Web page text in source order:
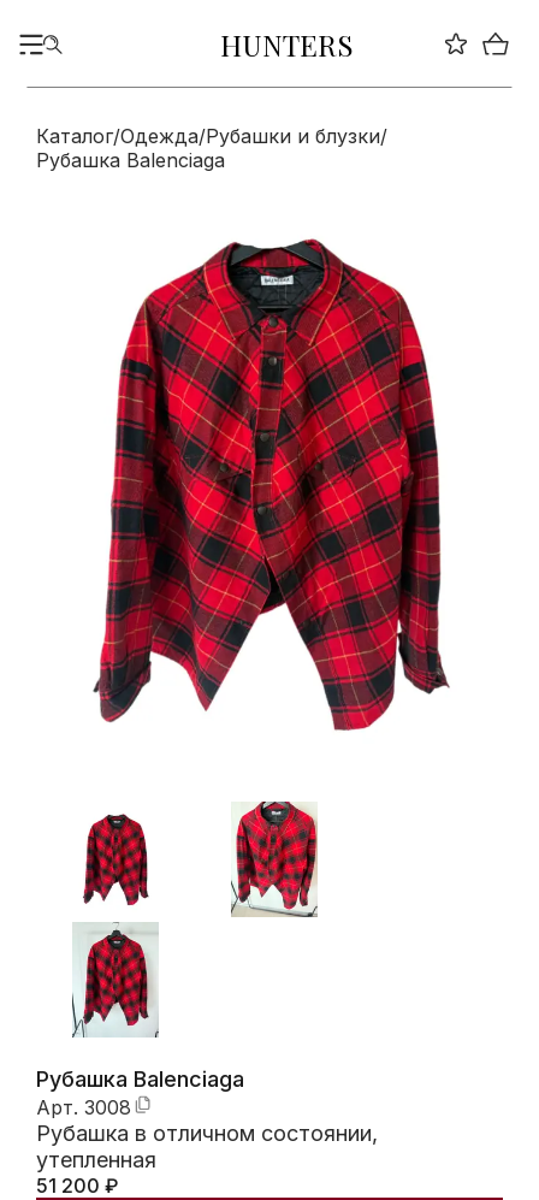
HUNTERS
Каталог/Одежда/Рубашки и блузки/
Рубашка Balenciaga
Рубашка Balenciaga
Арт. 3008
Рубашка в отличном состоянии,
утепленная
51 200 ₽